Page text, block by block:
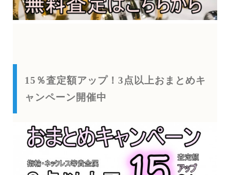
15％査定額アップ！3点以上おまとめキ
ャンペーン開催中